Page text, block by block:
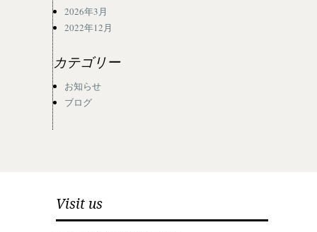
2026年3月
2022年12月
カテゴリー
お知らせ
ブログ
Visit us